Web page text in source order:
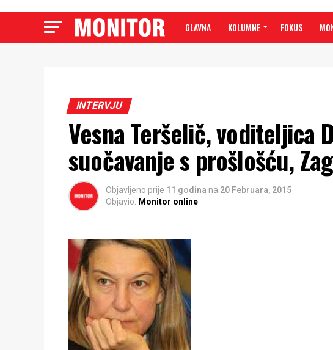
GLAVNA KOLUMNE FOKUS
INTERVJU
Vesna Teršelič, voditeljica
suočavanje s prošlošću,
Objavljeno prije 11 godina na 20 Februara, 2015
Objavio: Monitor online